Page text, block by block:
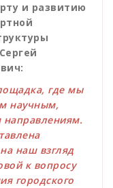
и развитию
где мы
научным,
направлениям.
наш взгляд
к вопросу
городского